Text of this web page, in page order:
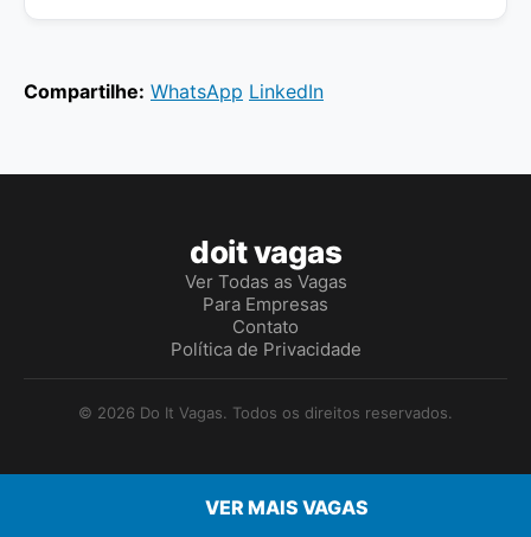
Compartilhe: WhatsApp LinkedIn
VER MAIS VAGAS
doit vagas
Ver Todas as Vagas
Para Empresas
Contato
Política de Privacidade
© 2026 Do It Vagas. Todos os direitos reservados.